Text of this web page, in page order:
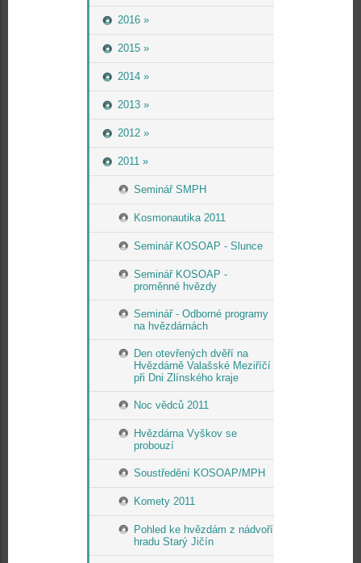
2016 »
2015 »
2014 »
2013 »
2012 »
2011 »
Seminář SMPH
Kosmonautika 2011
Seminář KOSOAP - Slunce
Seminář KOSOAP -
proměnné hvězdy
Seminář - Odborné programy
na hvězdárnách
Den otevřených dvěří na
Hvězdárně Valašské Meziříčí
při Dni Zlínského kraje
Noc vědců 2011
Hvězdárna Vyškov se
probouzí
Soustředění KOSOAP/MPH
Komety 2011
Pohled ke hvězdám z nádvoří
hradu Starý Jičín